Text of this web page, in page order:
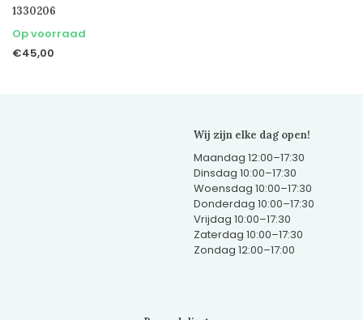
1330206
Op voorraad
€45,00
Wij zijn elke dag open!
Maandag 12:00–17:30
Dinsdag 10:00–17:30
Woensdag 10:00–17:30
Donderdag 10:00–17:30
Vrijdag 10:00–17:30
Zaterdag 10:00–17:30
Zondag 12:00–17:00